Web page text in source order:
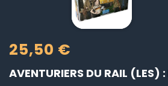
25,50 €
AVENTURIERS DU RAIL (LES) :